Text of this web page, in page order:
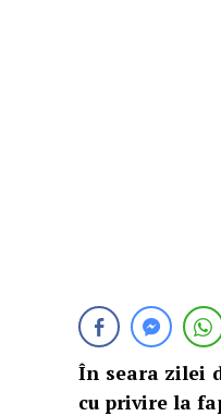
În seara zilei
cu privire la